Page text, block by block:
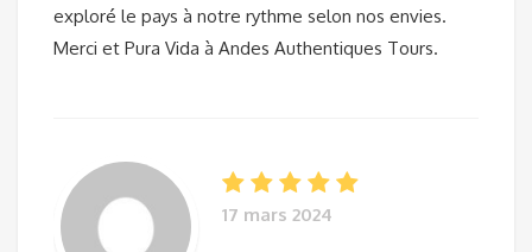
exploré le pays à notre rythme selon nos envies.
Merci et Pura Vida à Andes Authentiques Tours.
17 mars 2024